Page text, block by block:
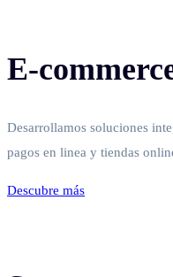
E-
Desarrollamos soluciones
pagos en linea y tiendas
Descubre más